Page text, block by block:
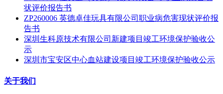
状评价报告书
ZP260006 英德卓佳玩具有限公司职业病危害现状评价报
告书
深圳生科原技术有限公司新建项目竣工环境保护验收公
示
深圳市宝安区中心血站建设项目竣工环境保护验收公示
关于我们